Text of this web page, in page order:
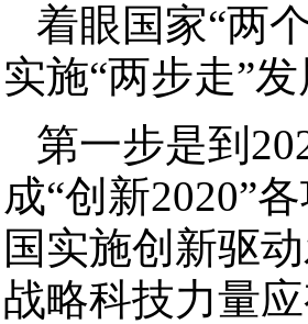
着眼国家“两
实施“两步走”发
第一步是到
成“创新2020”
国实施创新驱
战略科技力量